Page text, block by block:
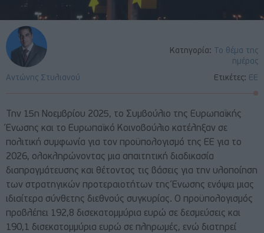
Κατηγορία:
Το θέμα της
ημέρας
Ετικέτες: ΕΕ
Αντώνης Στυλιανού
Την 15η Νοεμβρίου 2025, το Συμβούλιο της Ευρωπαϊκής
Ένωσης και το Ευρωπαϊκό Κοινοβούλιο κατέληξαν σε
πολιτική συμφωνία για τον προϋπολογισμό της ΕΕ για το
2026, ολοκληρώνοντας μια απαιτητική διαδικασία
διαπραγμάτευσης και θέτοντας τις βάσεις για την υλοποίηση
των στρατηγικών προτεραιοτήτων της Ένωσης ενόψει μιας
ιδιαίτερα σύνθετης διεθνούς συγκυρίας. Ο προϋπολογισμός
προβλέπει 192,8 δισεκατομμύρια ευρώ σε δεσμεύσεις και
190,1 δισεκατομμύρια ευρώ σε πληρωμές, ενώ διατηρεί